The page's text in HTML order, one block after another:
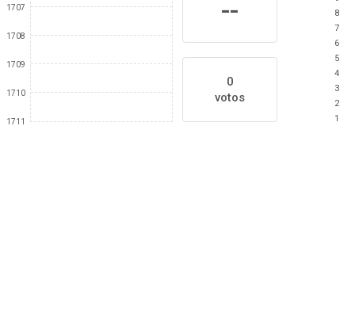
1707
1708
1709
1710
1711
--
0
votos
8
7
6
5
4
3
2
1